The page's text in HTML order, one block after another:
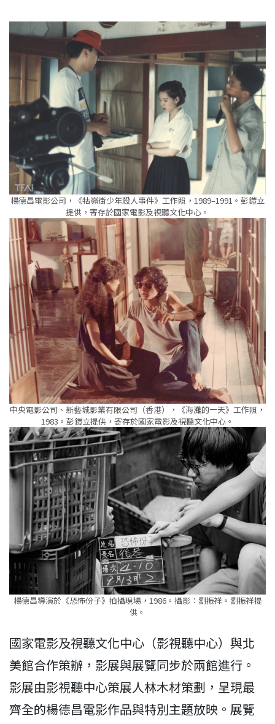
楊德昌電影公司，《牯嶺街少年殺人事件》工作照，1989–1991。彭鎧立
提供，寄存於國家電影及視聽文化中心。
中央電影公司、新藝城影業有限公司（香港），《海灘的一天》工作照，
1983。彭鎧立提供，寄存於國家電影及視聽文化中心。
楊德昌導演於《恐怖份子》拍攝現場，1986。攝影：劉振祥。劉振祥提
供。
國家電影及視聽文化中心（影視聽中心）與北
美館合作策辦，影展與展覽同步於兩館進行。
影展由影視聽中心策展人林木材策劃，呈現最
齊全的楊德昌電影作品與特別主題放映。展覽